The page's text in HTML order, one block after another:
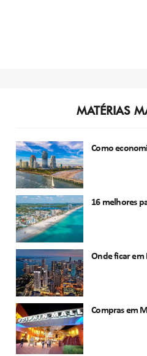
MATÉRIAS
Como
16 melhores
Onde ficar em
Compras em